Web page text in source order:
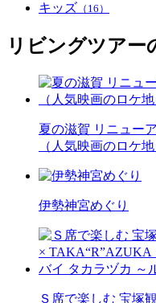
キッズ （16）
リビングツアー
夏の滋賀 リニュー
（人気映画のロケ地
伊勢神宮めぐり
Ｓ席で楽しむ 宝塚